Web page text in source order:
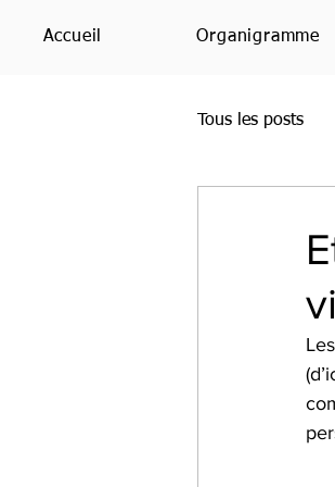
Accueil Organigramme
Tous les posts
SharePoint